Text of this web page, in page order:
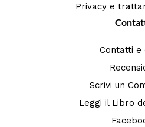
Privacy e
Contatti e
Scrivi un
Leggi il Libro